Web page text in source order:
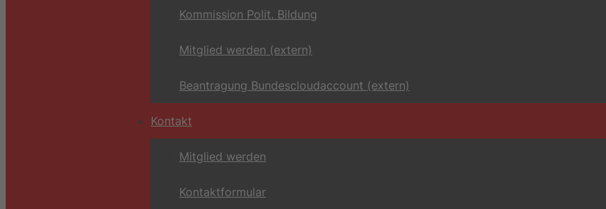
Kommission Polit. Bildung
Mitglied werden (extern)
Beantragung Bundescloudaccount (extern)
Kontakt
Mitglied werden
Kontaktformular